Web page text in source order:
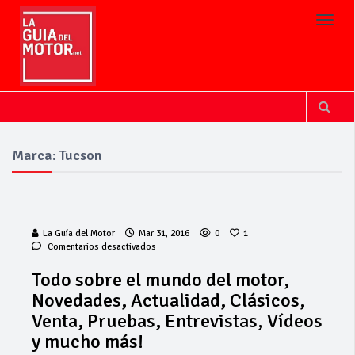
Marca: Tucson
La Guía del Motor Mar 31, 2016 0
1
Comentarios desactivados
el
mundo
del
motor,
Todo sobre el mundo del motor,
Novedades, Actualidad, Clásicos,
Venta, Pruebas, Entrevistas, Vídeos
y mucho más!